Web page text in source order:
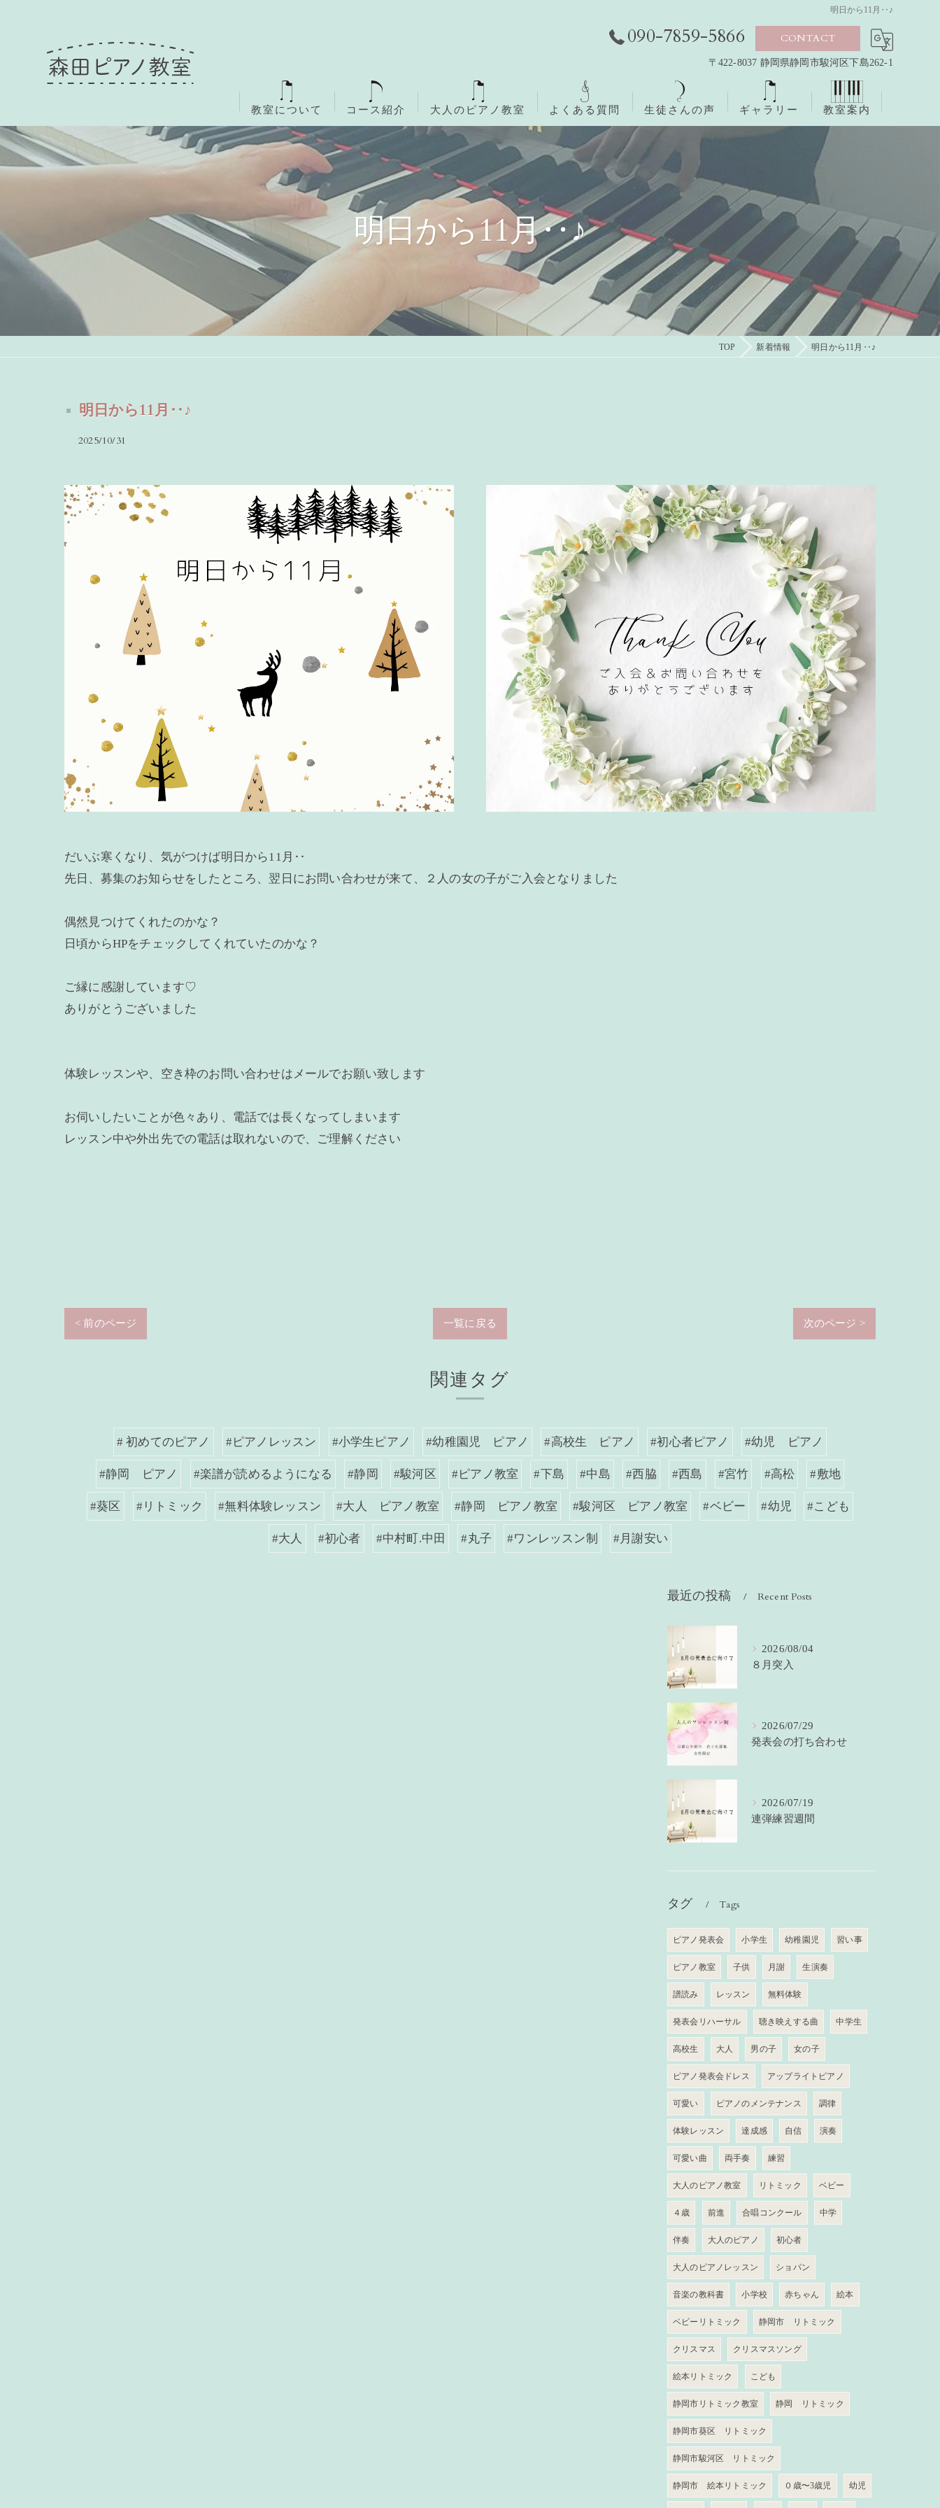
明日から11月‥♪
090-7859-5866 CONTACT
〒422-8037 静岡県静岡市駿河区下島262-1
教室について コース紹介
無料体験レッスン
ご入会までの流れ
大人のピアノ教室 よくある質問 生徒さんの声 ギャラリー 教室案内
明日から11月‥♪
TOP 新着情報 明日から11月‥♪
明日から11月‥♪
2025/10/31
だいぶ寒くなり、気がつけば明日から11月‥
先日、募集のお知らせをしたところ、翌日にお問い合わせが来て、２人の女の子がご入会となりました
偶然見つけてくれたのかな？
日頃からHPをチェックしてくれていたのかな？
ご縁に感謝しています♡
ありがとうございました
体験レッスンや、空き枠のお問い合わせはメールでお願い致します
お伺いしたいことが色々あり、電話では長くなってしまいます
レッスン中や外出先での電話は取れないので、ご理解ください
< 前のページ 一覧に戻る 次のページ >
関連タグ
# 初めてのピアノ #ピアノレッスン #小学生ピアノ #幼稚園児 ピアノ #高校生 ピアノ #初心者ピアノ #幼児 ピアノ
#静岡 ピアノ #楽譜が読めるようになる #静岡 #駿河区 #ピアノ教室 #下島 #中島 #西脇 #西島 #宮竹 #高松 #敷地
#葵区 #リトミック #無料体験レッスン #大人 ピアノ教室 #静岡 ピアノ教室 #駿河区 ピアノ教室 #ベビー #幼児 #こども
#大人 #初心者 #中村町.中田 #丸子 #ワンレッスン制 #月謝安い
最近の投稿 Recent Posts
2026/08/04
８月突入
2026/07/29
発表会の打ち合わせ
2026/07/19
連弾練習週間
タグ Tags
ピアノ発表会 小学生 幼稚園児 習い事
ピアノ教室 子供 月謝 生演奏
譜読み レッスン 無料体験
発表会リハーサル 聴き映えする曲 中学生
高校生 大人 男の子 女の子
ピアノ発表会ドレス アップライトピアノ
可愛い ピアノのメンテナンス 調律
体験レッスン 達成感 自信 演奏
可愛い曲 両手奏 練習
大人のピアノ教室 リトミック ベビー
４歳 前進 合唱コンクール 中学
伴奏 大人のピアノ 初心者
大人のピアノレッスン ショパン
音楽の教科書 小学校 赤ちゃん 絵本
ベビーリトミック 静岡市 リトミック
クリスマス クリスマスソング
絵本リトミック こども
静岡市リトミック教室 静岡 リトミック
静岡市葵区 リトミック
静岡市駿河区 リトミック
静岡市 絵本リトミック ０歳〜3歳児 幼児